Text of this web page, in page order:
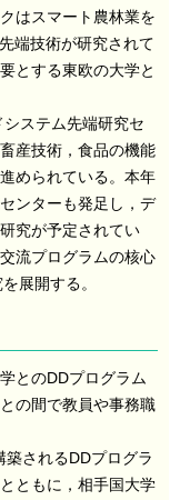
はスマート農林業を
端技術が研究されて
とする東欧の大学と
ステム先端研究セ
産技術，食品の機能
められている。本年
ンターも発足し，デ
究が予定されてい
流プログラムの核心
展開する。
とのDDプログラム
の間で教員や事務職
されるDDプログラ
ともに，相手国大学